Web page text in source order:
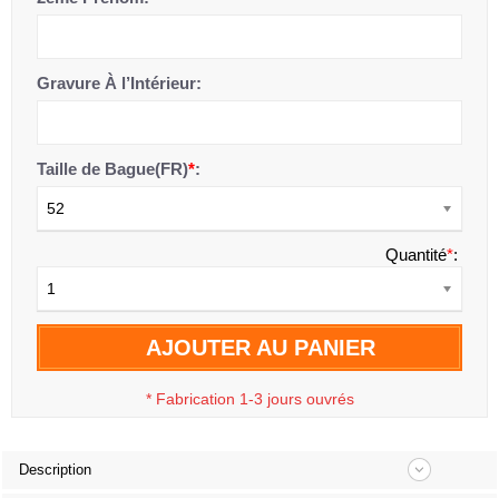
Gravure À l’Intérieur:
Taille de Bague(FR)*:
52
Quantité*:
1
AJOUTER AU PANIER
* Fabrication 1-3 jours ouvrés
Description